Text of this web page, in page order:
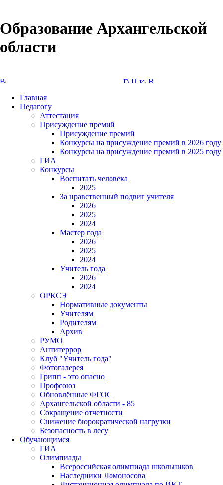
Образование Архангельской
области
Главная
Педагогу
Аттестация
Присуждение премий
Присуждение премий
Конкурсы на присуждение премий в 2026 году
Конкурсы на присуждение премий в 2025 году
ГИА
Конкурсы
Воспитать человека
2025
За нравственный подвиг учителя
2026
2025
2024
Мастер года
2026
2025
2024
Учитель года
2026
2024
ОРКСЭ
Нормативные документы
Учителям
Родителям
Архив
РУМО
Антитеррор
Клуб "Учитель года"
Фотогалерея
Грипп - это опасно
Профсоюз
Обновлённые ФГОС
Архангельской области - 85
Сокращение отчетности
Снижение бюрократической нагрузки
Безопасность в лесу
Обучающимся
ГИА
Олимпиады
Всероссийская олимпиада школьников
Наследники Ломоносова